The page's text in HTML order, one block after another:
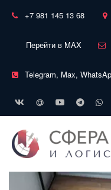
+7 981 145 13 68
Перейти в MAX
Telegram, Max,